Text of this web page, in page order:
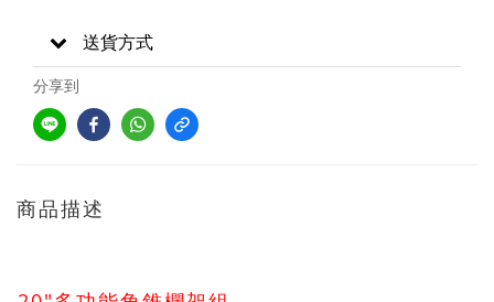
送貨方式
分享到
商品描述